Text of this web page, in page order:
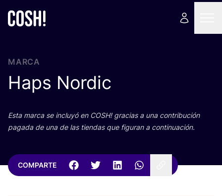
MARCA
Haps Nordic
Esta mar­ca se inclu­yó en COSH! gra­cias a una con­tri­bu­ción
paga­da de una de las tien­das que figu­ran a continuación.
COMPARTE